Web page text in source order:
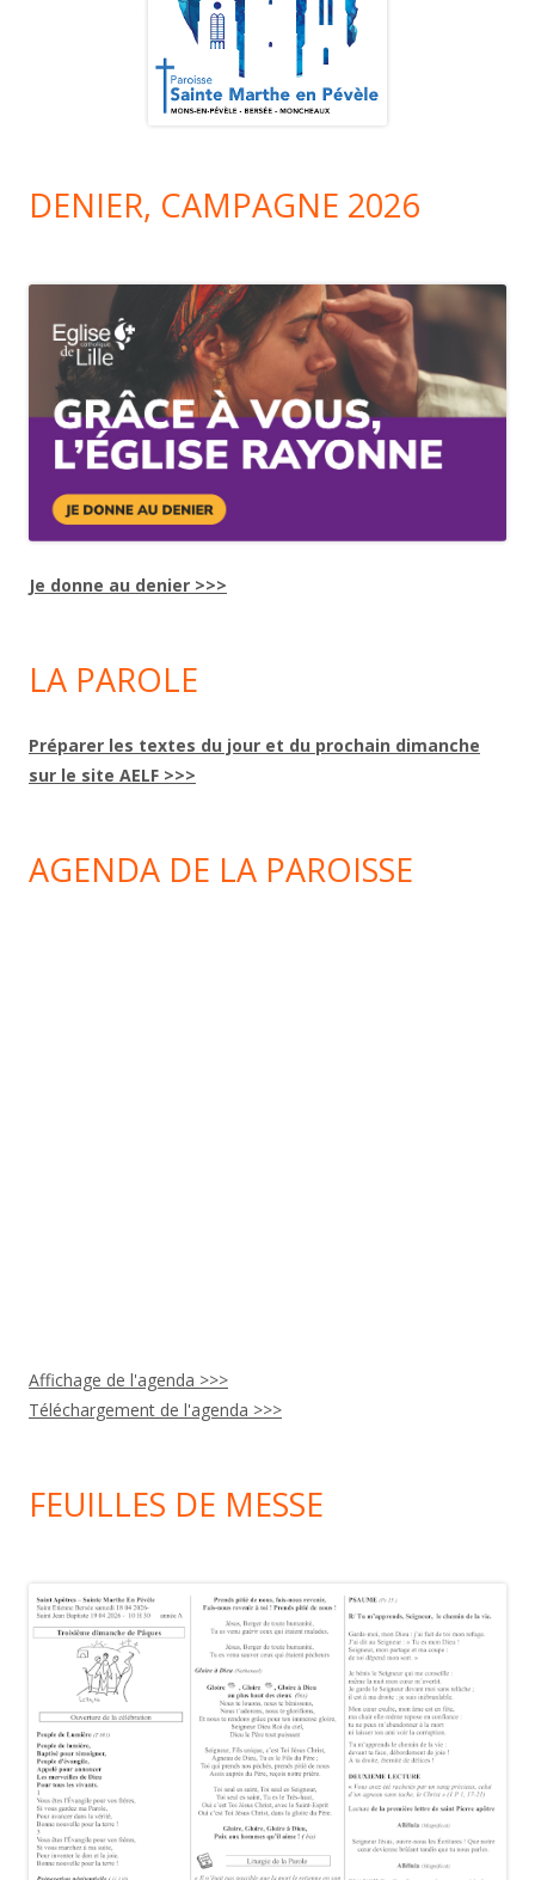
DENIER, CAMPAGNE 2026
Je donne au denier >>>
LA PAROLE
Préparer les textes du jour et du prochain dimanche
sur le site AELF >>>
AGENDA DE LA PAROISSE
Affichage de l'agenda >>>
Téléchargement de l'agenda >>>
FEUILLES DE MESSE